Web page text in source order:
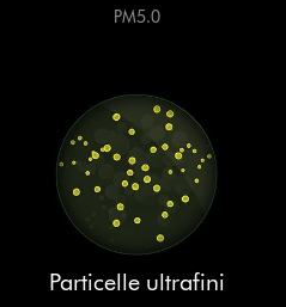
PM5.0
Particelle ultrafini